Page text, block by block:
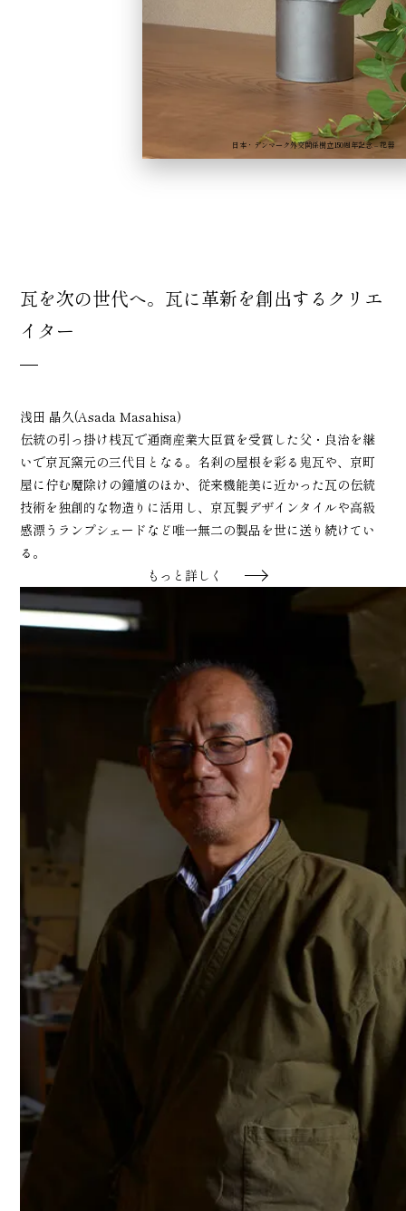
日本・デンマーク外交関係樹立150周年記念 – 花器
瓦を次の世代へ。 瓦に革新を創出するクリエ
イター
浅田 晶久(Asada Masahisa)
伝統の引っ掛け桟瓦で通商産業大臣賞を受賞した父・良治を継
いで京瓦窯元の三代目となる。名刹の屋根を彩る鬼瓦や、京町
屋に佇む魔除けの鐘馗のほか、従来機能美に近かった瓦の伝統
技術を独創的な物造りに活用し、京瓦製デザインタイルや高級
感漂うランプシェードなど唯一無二の製品を世に送り続けてい
る。
もっと詳しく